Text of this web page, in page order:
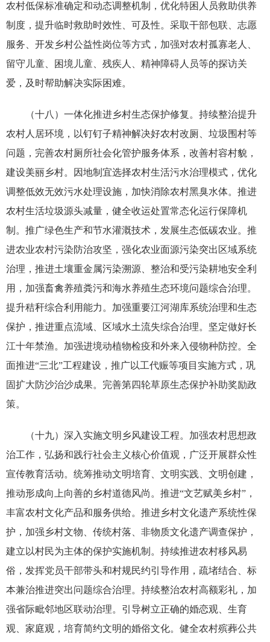
农村低保标准确定和动态调整机制，优化特困人员救助供养
制度，提升临时救助时效性、可及性。采取干部包联、志愿
服务、开发乡村公益性岗位等方式，加强对农村孤寡老人、
留守儿童、困境儿童、残疾人、精神障碍人员等的探访关
爱，及时帮助解决实际困难。
（十八）一体化推进乡村生态保护修复。持续整治提升
农村人居环境，以钉钉子精神解决好农村改厕、垃圾围村等
问题，完善农村厕所社会化管护服务体系，改善村容村貌，
建设美丽乡村。因地制宜选择农村生活污水治理模式，优化
调整低效无效污水处理设施，加快消除农村黑臭水体。推进
农村生活垃圾源头减量，健全收运处置常态化运行保障机
制。推广绿色生产和节水灌溉技术，发展生态低碳农业。推
进农业农村污染防治攻坚，强化农业面源污染突出区域系统
治理，推进土壤重金属污染溯源、整治和受污染耕地安全利
用，加强畜禽养殖粪污和海水养殖生态环境问题综合治理。
提升秸秆综合利用能力。加强重要江河湖库系统治理和生态
保护，推进重点流域、区域水土流失综合治理。坚定做好长
江十年禁渔。加强进境动植物检疫和外来入侵物种防控。全
面推进“三北”工程建设，推广以工代赈等项目实施方式，巩
固扩大防沙治沙成果。完善第四轮草原生态保护补助奖励政
策。
（十九）深入实施文明乡风建设工程。加强农村思想政
治工作，弘扬和践行社会主义核心价值观，广泛开展群众性
宣传教育活动。统筹推动文明培育、文明实践、文明创建，
推动形成向上向善的乡村道德风尚。推进“文艺赋美乡村”，
丰富农村文化产品和服务供给。推进乡村文化遗产系统性保
护，加强乡村文物、传统村落、非物质文化遗产调查保护，
建立以村民为主体的保护实施机制。持续推进农村移风易
俗，发挥党员干部带头和村规民约引导作用，疏堵结合、标
本兼治推进突出问题综合治理。持续整治农村高额彩礼，加
强省际毗邻地区联动治理。引导树立正确的婚恋观、生育
观、家庭观，培育简约文明的婚俗文化。健全农村殡葬公共